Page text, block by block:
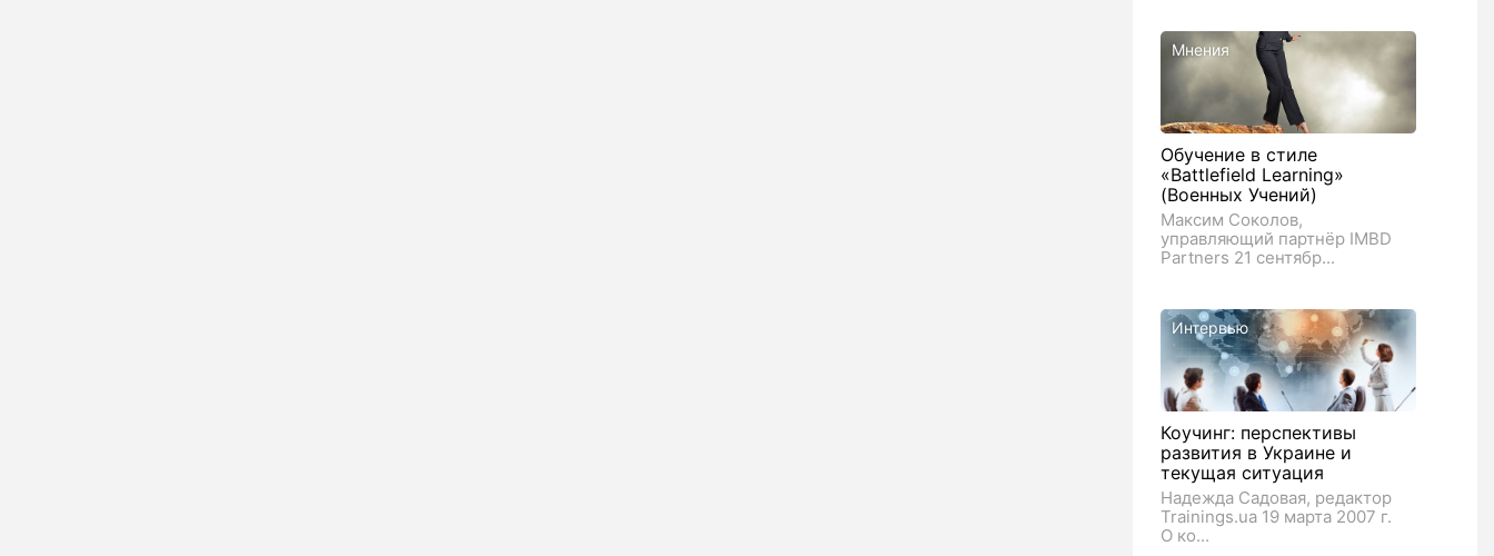
Мнения
Обучение в стиле
«Battlefield Learning»
(Военных Учений)
Максим Соколов,
управляющий партнёр IMBD
Partners 21 сентябр...
Интервью
Коучинг: перспективы
развития в Украине и
текущая ситуация
Надежда Садовая, редактор
Trainings.ua 19 марта 2007 г.
О ко...